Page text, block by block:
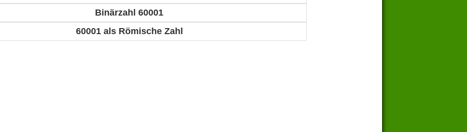
Binärzahl 60001
60001 als Römische Zahl